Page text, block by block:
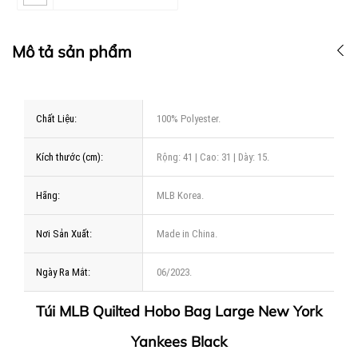
Mô tả sản phẩm
Chất Liệu: 100% Polyester.
Kích thước (cm): Rộng: 41 | Cao: 31 | Dày: 15.
Hãng: MLB Korea.
Nơi Sản Xuất: Made in China.
Ngày Ra Mắt: 06/2023.
Túi MLB Quilted Hobo Bag Large New York
Yankees Black